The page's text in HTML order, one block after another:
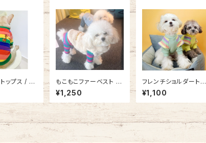
ップス / N
もこもこファーベスト /
NB21SS8997846
¥1,250
フレンチショルダートッ
プス / NB21SS89525
82
¥1,100